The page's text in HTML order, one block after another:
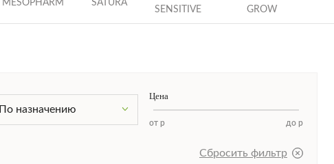
MESOPHARM SATURA
SENSITIVE
GROW
По назначению
Цена
от р до р
Сбросить фильтр